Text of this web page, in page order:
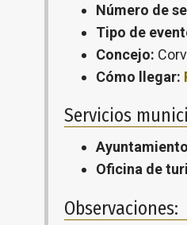
Número de
Tipo de
Concejo:
Cómo llegar:
Servicios
Oficina de
Observaciones: